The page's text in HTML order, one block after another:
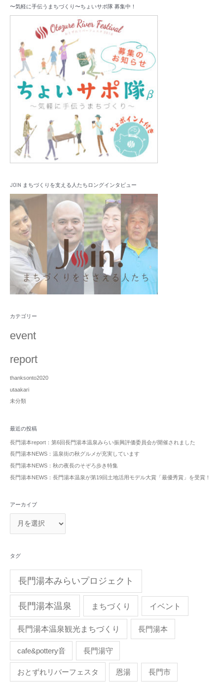
〜気軽に手伝うまちづくり〜ちょいサポ隊 募集中！
JOIN まちづくりを支える人たちロングインタビュー
カテゴリー
event
report
thanksonto2020
utaakari
未分類
最近の投稿
長門湯本report：第6回長門湯本温泉みらい振興評価委員会が開催されました
長門湯本NEWS：温泉街の秋グルメが充実しています
長門湯本NEWS：秋の夜長のそぞろ歩き特集
長門湯本NEWS：長門湯本温泉が第19回土地活用モデル大賞「最優秀賞」を受賞！
アーカイブ
タグ
長門湯本みらいプロジェクト
長門湯本温泉 まちづくり イベント
長門湯本温泉観光まちづくり 長門湯本
cafe&pottery音 長門湯守
おとずれリバーフェスタ 恩湯 長門市